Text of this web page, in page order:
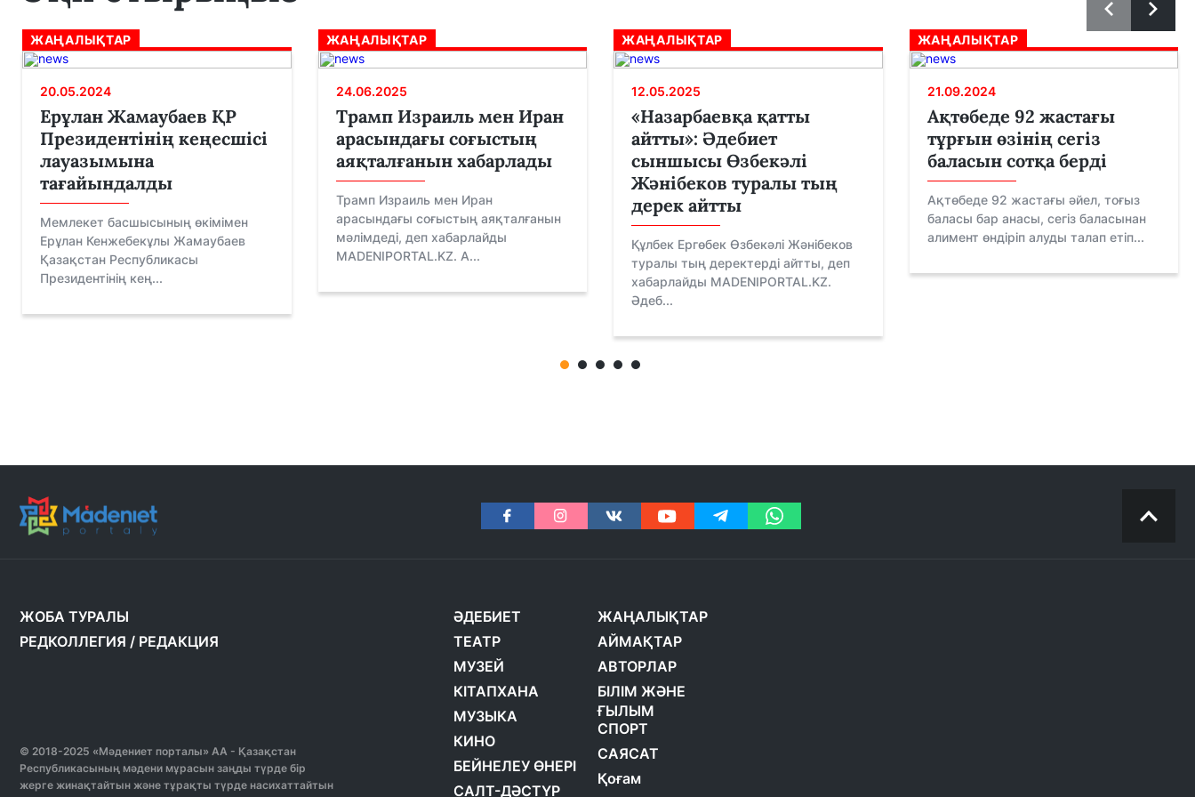
ЖАҢАЛЫҚТАР
20.05.2024
Ерұлан Жамаубаев ҚР
Президентінің кеңесшісі
лауазымына
тағайындалды
Мемлекет басшысының өкімімен
Ерұлан Кенжебекұлы Жамаубаев
Қазақстан Республикасы
Президентінің кең...
ЖАҢАЛЫҚТАР
24.06.2025
Трамп Израиль мен Иран
арасындағы соғыстың
аяқталғанын хабарлады
Трамп Израиль мен Иран
арасындағы соғыстың аяқталғанын
мәлімдеді, деп хабарлайды
MADENIPORTAL.KZ. А...
ЖАҢАЛЫҚТАР
12.05.2025
«Назарбаевқа қатты
айтты»: Әдебиет
сыншысы Өзбекәлі
Жәнібеков туралы тың
дерек айтты
Құлбек Ергөбек Өзбекәлі Жәнібеков
туралы тың деректерді айтты, деп
хабарлайды MADENIPORTAL.KZ.
Әдеб...
ЖАҢАЛЫҚТАР
21.09.2024
Ақтөбеде 92 жастағы
тұрғын өзінің сегіз
баласын сотқа берді
Ақтөбеде 92 жастағы әйел, тоғыз
баласы бар анасы, сегіз баласынан
алимент өндіріп алуды талап етіп...
ЖОБА ТУРАЛЫ
РЕДКОЛЛЕГИЯ / РЕДАКЦИЯ
© 2018-2025 «Мәдениет порталы» АА - Қазақстан
Республикасының мәдени мұрасын заңды түрде бір
жерге жинақтайтын және тұрақты түрде насихаттайтын
ӘДЕБИЕТ
ТЕАТР
МУЗЕЙ
КІТАПХАНА
МУЗЫКА
КИНО
БЕЙНЕЛЕУ ӨНЕРІ
САЛТ-ДӘСТҮР
ЖАҢАЛЫҚТАР
АЙМАҚТАР
АВТОРЛАР
БІЛІМ ЖӘНЕ
ҒЫЛЫМ
СПОРТ
САЯСАТ
Қоғам